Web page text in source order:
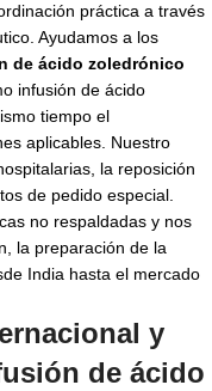
práctica a través
Ayudamos a los
de ácido zoledrónico
infusión de ácido
tiempo el
aplicables. Nuestro
la reposición
de pedido especial.
no respaldadas y nos
la preparación de la
India hasta el mercado
y
de ácido